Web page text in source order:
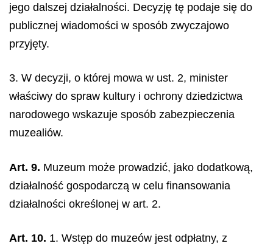
jego dalszej działalności. Decyzję tę podaje się do
publicznej wiadomości w sposób zwyczajowo
przyjęty.
3. W decyzji, o której mowa w ust. 2, minister
właściwy do spraw kultury i ochrony dziedzictwa
narodowego wskazuje sposób zabezpieczenia
muzealiów.
Art. 9. Muzeum może prowadzić, jako dodatkową,
działalność gospodarczą w celu finansowania
działalności określonej w art. 2.
Art. 10. 1. Wstęp do muzeów jest odpłatny, z